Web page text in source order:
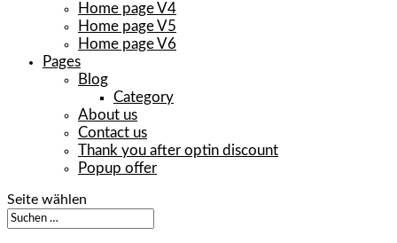
Home page V4
Home page V5
Home page V6
Pages
Blog
Category
About us
Contact us
Thank you after optin discount
Popup offer
Seite wählen